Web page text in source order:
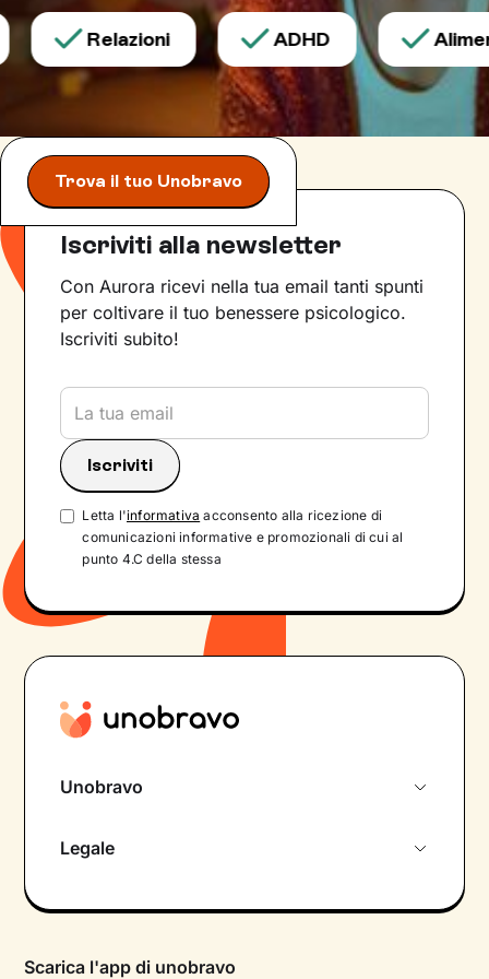
Relazioni ADHD
Trova il tuo Unobravo
Iscriviti alla newsletter
Con Aurora ricevi nella tua email tanti spunti
per coltivare il tuo benessere psicologico.
Iscriviti subito!
Letta l'informativa acconsento alla ricezione di
comunicazioni informative e promozionali di cui al
punto 4.C della stessa
Unobravo
Psicologo in chat
Legale
Scarica l'app di unobravo